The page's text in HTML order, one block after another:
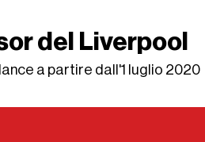
del Liverpool
a partire dall'1 luglio 2020